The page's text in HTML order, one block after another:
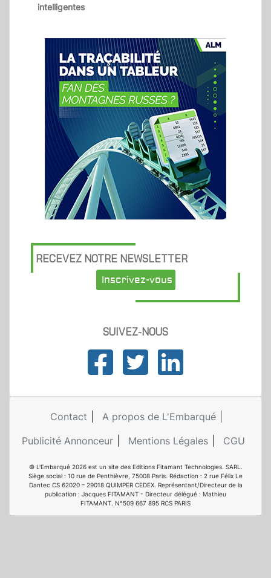
intelligentes
RECEVEZ NOTRE NEWSLETTER
Inscrivez-vous
SUIVEZ-NOUS
Contact
A propos de L'Embarqué
Publicité Annonceur
Mentions Légales CGU
© L'Embarqué 2026 est un site des Editions Fitamant Technologies. SARL.
Siège social : 10 rue de Penthièvre, 75008 Paris. Rédaction : 2 rue Félix Le
Dantec CS 62020 – 29018 QUIMPER CEDEX. Représentant/Directeur de la
publication : Jacques FITAMANT - Directeur délégué : Mathieu
FITAMANT. N°509 667 895 RCS PARIS